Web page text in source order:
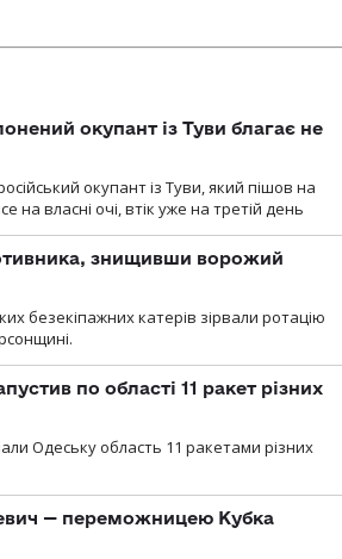
окупант із Туви благає не
окупант із Туви, який пішов на
власні очі, втік уже на третій день
знищивши ворожий
безекіпажних катерів зірвали ротацію
по області 11 ракет різних
Одеську область 11 ракетами різних
— переможницею Кубка